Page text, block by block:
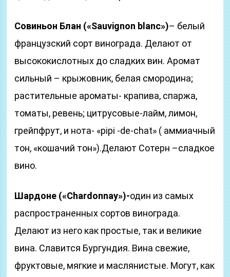
Совиньон Блан («Sauvignon blanc»)– белый
французский сорт винограда. Делают от
высококислотных до сладких вин. Аромат
сильный – крыжовник, белая смородина;
растительные ароматы- крапива, спаржа,
томаты, ревень; цитрусовые-лайм, лимон,
грейпфрут, и нота- «pipi -de-chat» ( аммиачный
тон, «кошачий тон»).Делают Сотерн –сладкое
вино.
Шардоне («Сhardonnay»)-один из самых
распространенных сортов винограда.
Делают из него как простые, так и великие
вина. Славится Бургундия. Вина свежие,
фруктовые, мягкие и маслянистые. Могут, как